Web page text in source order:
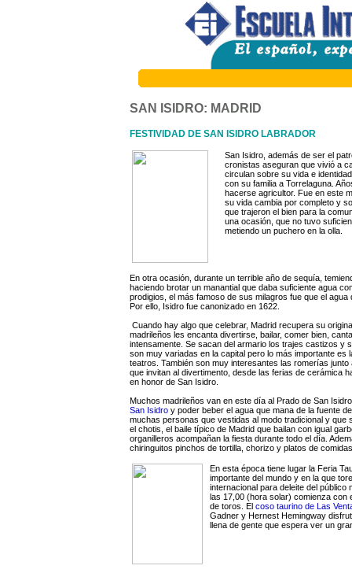
SAN ISIDRO: MADRID
FESTIVIDAD DE SAN ISIDRO LABRADOR
San Isidro, además de ser el
cronistas aseguran que vivió a
circulan sobre su vida e
con su familia a Torrelaguna.
hacerse agricultor. Fue en este
su vida cambia por completo y
que trajeron el bien para la
una ocasión, que no tuvo
metiendo un puchero en la olla.
En otra ocasión, durante un terrible año de sequía,
haciendo brotar un manantial que daba suficiente agua
prodigios, el más famoso de sus milagros fue que el
Por ello, Isidro fue canonizado en 1622.
Cuando hay algo que celebrar, Madrid recupera su
madrileños les encanta divertirse, bailar, comer bien,
intensamente. Se sacan del armario los trajes castizos y
son muy variadas en la capital pero lo más importante
teatros. También son muy interesantes las romerías
que invitan al divertimento, desde las ferias de cerámica
en honor de San Isidro.
Muchos madrileños van en este día al Prado de San
San Isidro y poder beber el agua que mana de la fuente
muchas personas que vestidas al modo tradicional y
el chotis, el baile típico de Madrid que bailan con igual
organilleros acompañan la fiesta durante todo el día.
chiringuitos pinchos de tortilla, chorizo y platos de
En esta época tiene lugar la Feria
importante del mundo y en la que
internacional para deleite del
las 17,00 (hora solar) comienza con
de toros. El coso taurino de Las
Gadner y Hernest Hemingway
llena de gente que espera ver un